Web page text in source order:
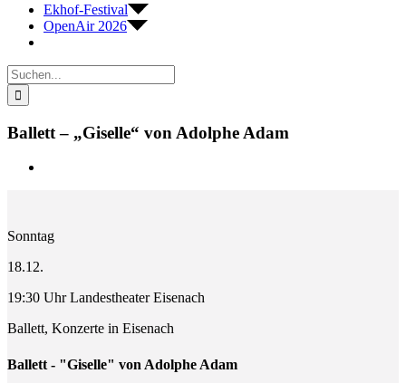
Ekhof-Festival
OpenAir 2026
Suche
nach:
Ballett – „Giselle“ von Adolphe Adam
Sonntag
18.12.
19:30 Uhr Landestheater Eisenach
Ballett, Konzerte in Eisenach
Ballett - "Giselle" von Adolphe Adam